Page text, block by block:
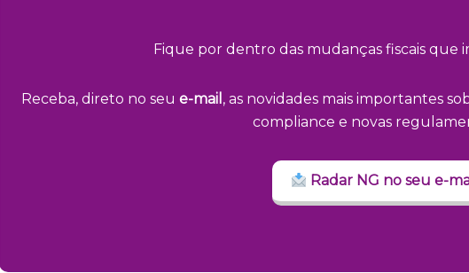
Fique por dentro das mudanças fiscais que
Receba, direto no seu e-mail , as novidades mais importantes
compliance e novas
Radar NG no seu e-